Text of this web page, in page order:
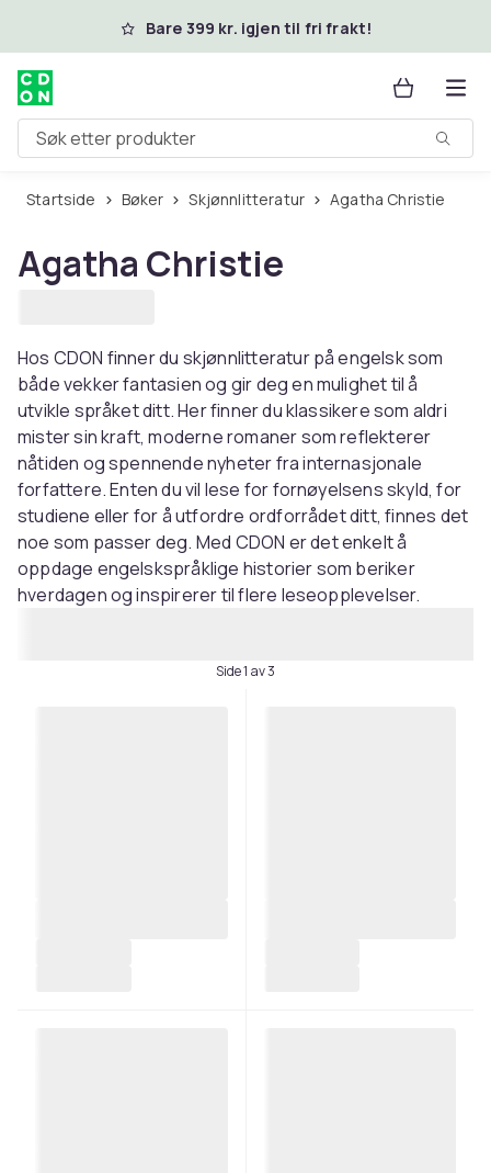
Hopp til hovedinnholdBare 399 kr. igjen til fri frakt!
Søk etter produkter
Startside Bøker Skjønnlitteratur Agatha Christie
Agatha Christie
Hos CDON finner du skjønnlitteratur på engelsk som
både vekker fantasien og gir deg en mulighet til å
utvikle språket ditt. Her finner du klassikere som aldri
mister sin kraft, moderne romaner som reflekterer
nåtiden og spennende nyheter fra internasjonale
forfattere. Enten du vil lese for fornøyelsens skyld, for
studiene eller for å utfordre ordforrådet ditt, finnes det
noe som passer deg. Med CDON er det enkelt å
oppdage engelskspråklige historier som beriker
hverdagen og inspirerer til flere leseopplevelser.
Side 1 av 3